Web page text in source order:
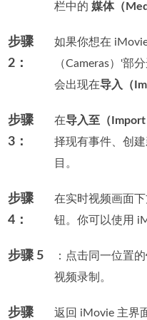
栏中的媒体（
步骤
2：
如果你想在
（Cameras）'部
会出现在导入（
步骤
3：
在导入至（
择现有事件、创
目。
步骤
4：
在实时视频画面
钮。你可以使用
步骤 5 ：点击同一位置的
视频录制。
步骤
返回 iMovie 主界